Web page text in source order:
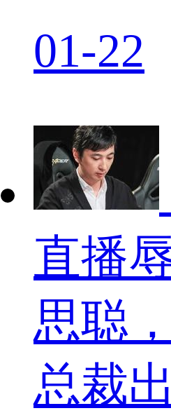
01-22
直播
思聪
总裁